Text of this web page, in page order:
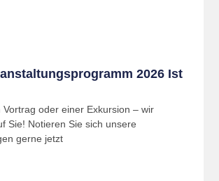
2026 Ist
Vortrag oder einer Exkursion – wir
Sie! Notieren Sie sich unsere
gerne jetzt